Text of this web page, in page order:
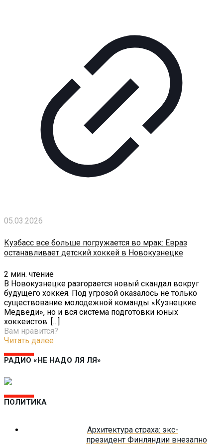
05.03.2026
Кузбасс все больше погружается во мрак: Евраз
останавливает детский хоккей в Новокузнецке
2 мин. чтение
В Новокузнецке разгорается новый скандал вокруг
будущего хоккея. Под угрозой оказалось не только
существование молодежной команды «Кузнецкие
Медведи», но и вся система подготовки юных
хоккеистов. […]
Вам нравится?
Читать далее
РАДИО «НЕ НАДО ЛЯ ЛЯ»
ПОЛИТИКА
Архитектура страха: экс-
президент Финляндии внезапно